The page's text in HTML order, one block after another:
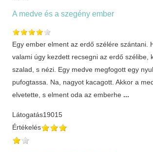
A medve és a szegény ember
Egy ember elment az erdő szélére szántani.
valami úgy kezdett recsegni az erdő szélibe,
szalad, s nézi. Egy medve megfogott egy
pufogtassa. Na, nagyot kacagott. Akkor a
elvetette, s elment oda az emberhe ...
Látogatás19015
Értékelés